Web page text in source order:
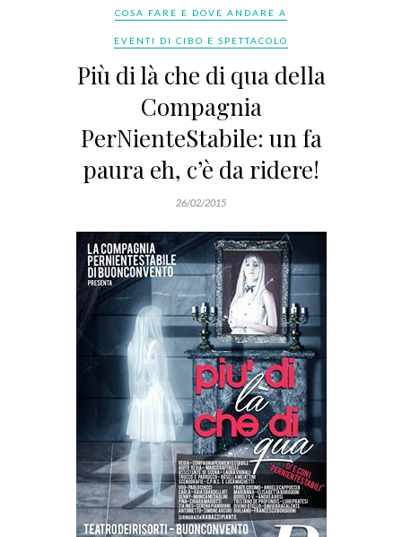
COSA FARE E DOVE ANDARE A
EVENTI DI CIBO E SPETTACOLO
Più di là che di qua della
Compagnia
PerNienteStabile: un fa
paura eh, c’è da ridere!
26/02/2015